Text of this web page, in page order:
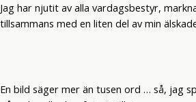
Jag har njutit av alla vardagsbestyr,
tillsammans med en liten del av min
En bild säger mer än tusen ord … så, jag